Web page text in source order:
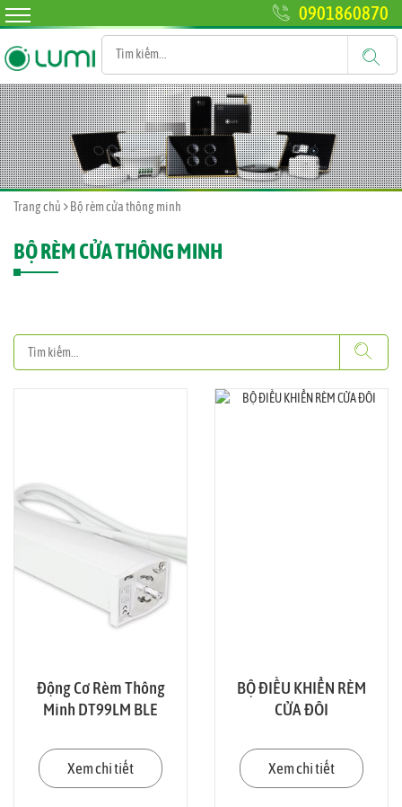
0901860870
Trang chủ Bộ rèm cửa thông minh
BỘ RÈM CỬA THÔNG MINH
Động Cơ Rèm Thông
Minh DT99LM BLE
Xem chi tiết
BỘ ĐIỀU KHIỂN RÈM
CỬA ĐÔI
Xem chi tiết